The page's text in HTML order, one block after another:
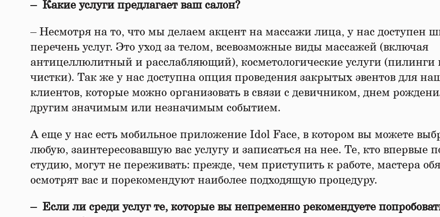
– Какие услуги предлагает ваш салон?
– Несмотря на то, что мы делаем акцент на массажи лица, у нас доступен
перечень услуг. Это уход за телом, всевозможные виды массажей (включая
антицеллюлитный и расслабляющий), косметологические услуги (пилинги
чистки). Так же у нас доступна опция проведения закрытых эвентов для
клиентов, которые можно организовать в связи с девичником, днем
другим значимым или незначимым событием.
А еще у нас есть мобильное приложение Idol Face, в котором вы можете
любую, заинтересовавшую вас услугу и записаться на нее. Те, кто впервые
студию, могут не переживать: прежде, чем приступить к работе, мастера
осмотрят вас и порекомендуют наиболее подходящую процедуру.
– Если ли среди услуг те, которые вы непременно рекомендуете